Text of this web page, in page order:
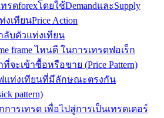
รดforexโดยใช้DemandและSupply
เทียนPrice Action
ลับตัวแท่งเทียน
frame ไหนดี ในการเทรดฟอเร็ก
จะเข้าซื้อหรือขาย (Price Pattern)
แท่งเทียนที่มีลักษณะตรงกัน
pattern)
ารเทรด เพื่อไปสู่การเป็นเทรดเดอร์